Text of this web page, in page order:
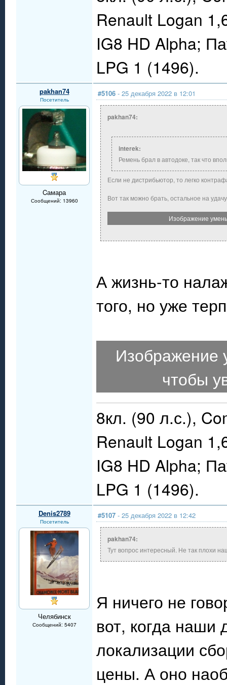
Renault Logan
IG8 HD Alpha;
LPG 1 (1496).
pakhan74
Посетитель
Cамара
Сообщений: 13960
#5106 - 25 декабря 2022 в 12:01
pakhan74:
interek:
Ремень брал в автодоке, так что
Если не дистрибьютор, то легко
Вот так можно брать, остальное на
Изображение
А жизнь-то
того, но уже
Изображение
чтобы
8кл. (90 л.с.),
Renault Logan
IG8 HD Alpha;
LPG 1 (1496).
Denis2789
Посетитель
Челябинск
Сообщений: 5407
#5107 - 25 декабря 2022 в 12:42
pakhan74:
Тут вопрос интересный. Не так плохи
Я ничего не
вот, когда наши
локализации
цены. А оно